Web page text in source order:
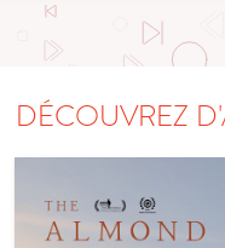
DÉCOUVREZ